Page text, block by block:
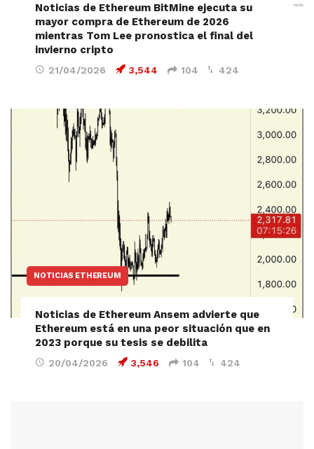
Noticias de Ethereum BitMine ejecuta su
mayor compra de Ethereum de 2026
mientras Tom Lee pronostica el final del
invierno cripto
21/04/2026 3,544 104 424
NOTICIAS ETHEREUM
Noticias de Ethereum Ansem advierte que
Ethereum está en una peor situación que en
2023 porque su tesis se debilita
20/04/2026 3,546 104 424